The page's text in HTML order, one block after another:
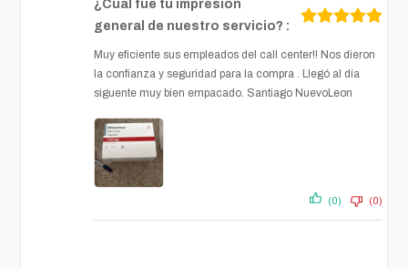
¿Cúal fue tu impresión
general de nuestro servicio? :
Muy eficiente sus empleados del call center!! Nos dieron
la confianza y seguridad para la compra . Llegó al día
siguente muy bien empacado. Santiago NuevoLeon
(0) (0)